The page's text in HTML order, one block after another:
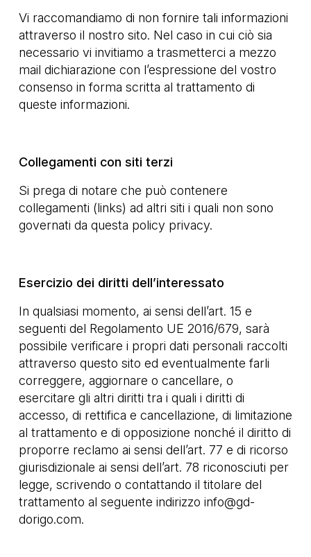
Vi raccomandiamo di non fornire tali informazioni
attraverso il nostro sito. Nel caso in cui ciò sia
necessario vi invitiamo a trasmetterci a mezzo
mail dichiarazione con l’espressione del vostro
consenso in forma scritta al trattamento di
queste informazioni.
Collegamenti con siti terzi
Si prega di notare che può contenere
collegamenti (links) ad altri siti i quali non sono
governati da questa policy privacy.
Esercizio dei diritti dell’interessato
In qualsiasi momento, ai sensi dell’art. 15 e
seguenti del Regolamento UE 2016/679, sarà
possibile verificare i propri dati personali raccolti
attraverso questo sito ed eventualmente farli
correggere, aggiornare o cancellare, o
esercitare gli altri diritti tra i quali i diritti di
accesso, di rettifica e cancellazione, di limitazione
al trattamento e di opposizione nonché il diritto di
proporre reclamo ai sensi dell’art. 77 e di ricorso
giurisdizionale ai sensi dell’art. 78 riconosciuti per
legge, scrivendo o contattando il titolare del
trattamento al seguente indirizzo info@gd-
dorigo.com.